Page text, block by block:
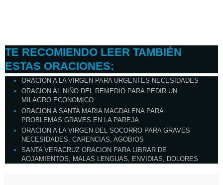
TE RECOMIENDO LEER TAMBIÉN
ESTAS ORACIONES:
ORACION A LA VIRGEN PARA URGENTES NECESIDADES
ORACION AL NIÑO DEL REMEDIO PARA PEDIR UN
MILAGRO ECONOMICO
ORACION A SANTA MARIA MAGDALENA PARA
PROBLEMAS GRAVES EN LA PAREJA
ORACION A LA VIRGEN DEL SOCORRO PARA GRAVES
NECESIDADES, CARENCIAS, AGOBIOS
SANTA VERACRUZ ORACION PARA LIBRAR DE
AOJAMIENTOS, MALAS LENGUAS, ENVIDIAS, DOLORES